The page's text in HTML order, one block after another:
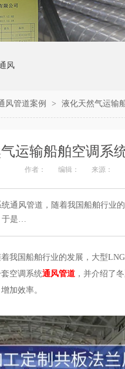
风
风管道案例 > 液化天然气运输
运输船舶空调系
作者： 编辑： 来源：
通风管道，随着我国船舶行业
于是…
我国船舶行业的发展，大型
空调系统通风管道 ，并介绍了
加效率。